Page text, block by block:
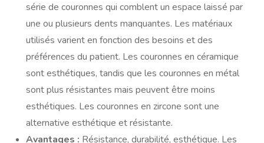
série de couronnes qui comblent un espace laissé par
une ou plusieurs dents manquantes. Les matériaux
utilisés varient en fonction des besoins et des
préférences du patient. Les couronnes en céramique
sont esthétiques, tandis que les couronnes en métal
sont plus résistantes mais peuvent être moins
esthétiques. Les couronnes en zircone sont une
alternative esthétique et résistante.
Avantages : Résistance, durabilité, esthétique. Les